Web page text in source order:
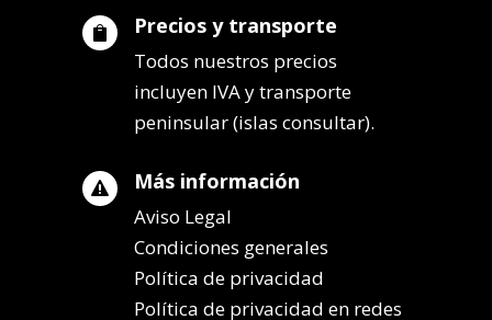
 Precios y transporte
Todos nuestros precios
incluyen IVA y transporte
peninsular (islas consultar).
 Más información
Aviso Legal
Condiciones generales
Política de privacidad
Política de privacidad en redes